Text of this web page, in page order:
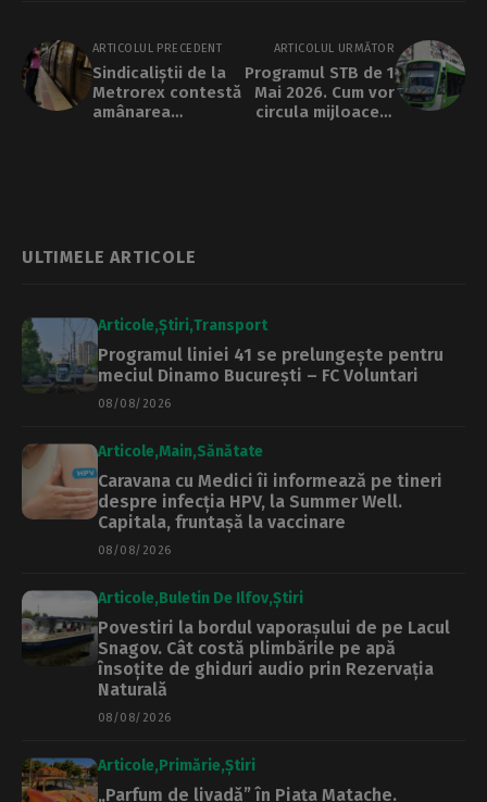
ARTICOLUL PRECEDENT
Sindicaliștii de la
Metrorex contestă
amânarea
ARTICOLUL URMĂTOR
Programul STB de 1
Mai 2026. Cum vor
circula mijloacele
ULTIMELE ARTICOLE
Articole Știri Transport
Programul liniei 41 se prelungește pentru
meciul Dinamo București – FC Voluntari
08/08/2026
Articole Main Sănătate
Caravana cu Medici îi informează pe tineri
despre infecția HPV, la Summer Well.
Capitala, fruntașă la vaccinare
08/08/2026
Articole Buletin De Ilfov Știri
Povestiri la bordul vaporașului de pe Lacul
Snagov. Cât costă plimbările pe apă
însoțite de ghiduri audio prin Rezervația
Naturală
08/08/2026
Articole Primărie Știri
„Parfum de livadă” în Piața Matache.